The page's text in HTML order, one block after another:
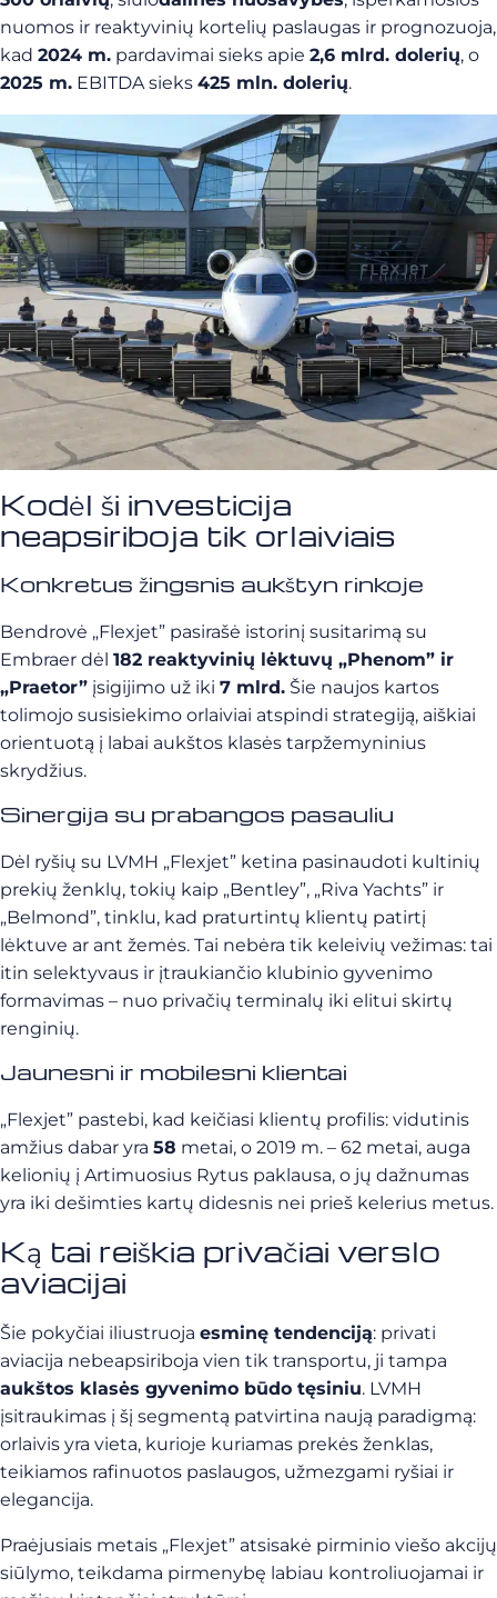
nuomos ir reaktyvinių kortelių paslaugas ir prognozuoja,
kad 2024 m. pardavimai sieks apie 2,6 mlrd. dolerių, o
2025 m. EBITDA sieks 425 mln. dolerių.
Kodėl ši investicija
neapsiriboja tik orlaiviais
Konkretus žingsnis aukštyn rinkoje
Bendrovė „Flexjet” pasirašė istorinį susitarimą su
Embraer dėl 182 reaktyvinių lėktuvų „Phenom” ir
„Praetor” įsigijimo už iki 7 mlrd. Šie naujos kartos
tolimojo susisiekimo orlaiviai atspindi strategiją, aiškiai
orientuotą į labai aukštos klasės tarpžemyninius
skrydžius.
Sinergija su prabangos pasauliu
Dėl ryšių su LVMH „Flexjet” ketina pasinaudoti kultinių
prekių ženklų, tokių kaip „Bentley”, „Riva Yachts” ir
„Belmond”, tinklu, kad praturtintų klientų patirtį
lėktuve ar ant žemės. Tai nebėra tik keleivių vežimas: tai
itin selektyvaus ir įtraukiančio klubinio gyvenimo
formavimas – nuo privačių terminalų iki elitui skirtų
renginių.
Jaunesni ir mobilesni klientai
„Flexjet” pastebi, kad keičiasi klientų profilis: vidutinis
amžius dabar yra 58 metai, o 2019 m. – 62 metai, auga
kelionių į Artimuosius Rytus paklausa, o jų dažnumas
yra iki dešimties kartų didesnis nei prieš kelerius metus.
Ką tai reiškia privačiai verslo
aviacijai
Šie pokyčiai iliustruoja esminę tendenciją: privati
aviacija nebeapsiriboja vien tik transportu, ji tampa
aukštos klasės gyvenimo būdo tęsiniu. LVMH
įsitraukimas į šį segmentą patvirtina naują paradigmą:
orlaivis yra vieta, kurioje kuriamas prekės ženklas,
teikiamos rafinuotos paslaugos, užmezgami ryšiai ir
elegancija.
Praėjusiais metais „Flexjet” atsisakė pirminio viešo akcijų
siūlymo, teikdama pirmenybę labiau kontroliuojamai ir